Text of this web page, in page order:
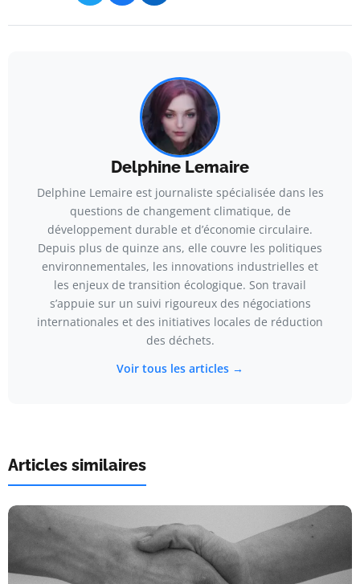
Delphine Lemaire
Delphine Lemaire est journaliste spécialisée dans les
questions de changement climatique, de
développement durable et d’économie circulaire.
Depuis plus de quinze ans, elle couvre les politiques
environnementales, les innovations industrielles et
les enjeux de transition écologique. Son travail
s’appuie sur un suivi rigoureux des négociations
internationales et des initiatives locales de réduction
des déchets.
Voir tous les articles →
Articles similaires